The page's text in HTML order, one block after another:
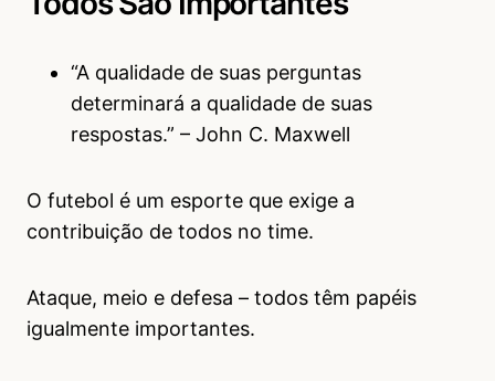
“A qualidade de suas perguntas
determinará a qualidade de suas
respostas.” – John C. Maxwell
O futebol é um esporte que exige a
contribuição de todos no time.
Ataque, meio e defesa – todos têm papéis
igualmente importantes.